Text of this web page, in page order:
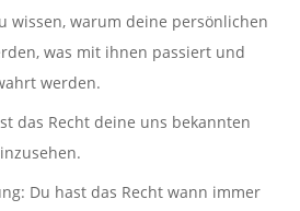
wissen, warum deine persönlichen
was mit ihnen passiert und
werden.
das Recht deine uns bekannten
Du hast das Recht wann immer